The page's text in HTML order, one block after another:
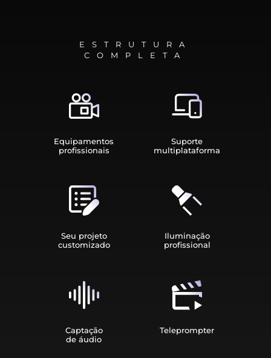
ESTRUTURA
COMPLETA
Equipamen­tos
profissionais
Suporte
multiplata­forma
Seu projeto
customizado
Iluminação
profissional
Captação
de áudio
Teleprompter